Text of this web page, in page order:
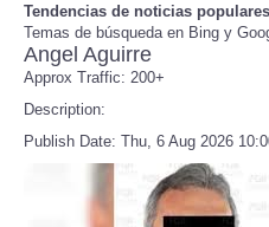
Refund Policy
Tendencias de noticias
Temas de búsqueda en Bing y
Angel Aguirre
Approx Traffic: 200+
Description:
Publish Date: Thu, 6 Aug 2026